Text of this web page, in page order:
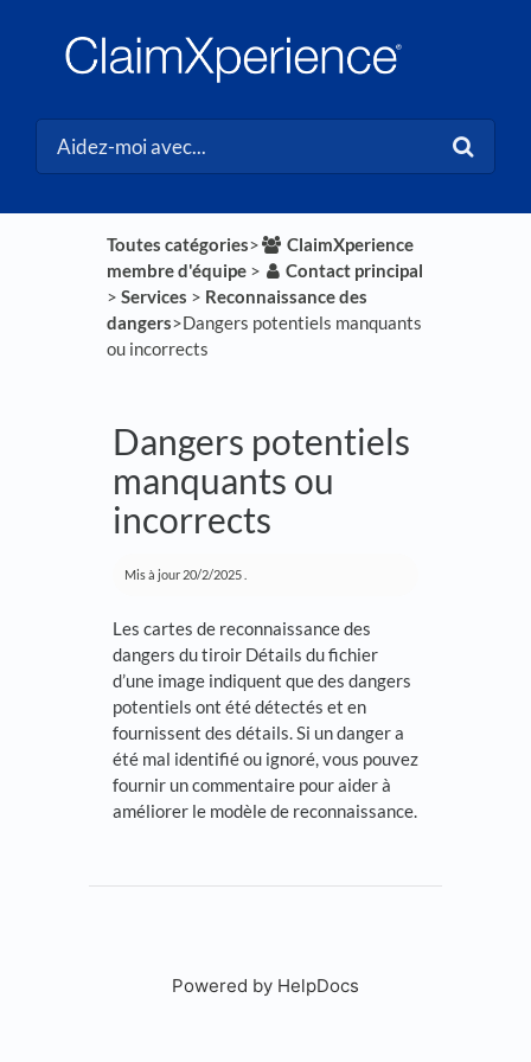
Toutes catégories​>​
​ClaimXperience
membre d'équipe​ > ​ ​Contact principal
> ​ ​Services ​ > ​ ​Reconnaissance des
dangers​>​ Dangers potentiels manquants
ou incorrects
Dangers potentiels
manquants ou
incorrects
Mis à jour 20/2/2025
Les cartes de reconnaissance des
dangers du tiroir Détails du fichier
d’une image indiquent que des dangers
potentiels ont été détectés et en
fournissent des détails. Si un danger a
été mal identifié ou ignoré, vous pouvez
fournir un commentaire pour aider à
améliorer le modèle de reconnaissance.
Powered by HelpDocs